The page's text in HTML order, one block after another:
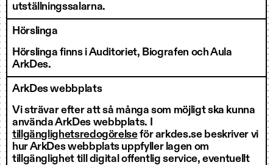
utställningssalarna.
Hörslinga
Hörslinga finns i Auditoriet, Biografen och Aula
ArkDes.
ArkDes webbplats
Vi strävar efter att så många som möjligt ska kunna
använda ArkDes webbplats. I
tillgänglighetsredogörelseför arkdes.se beskriver vi
hur ArkDes webbplats uppfyller lagen om
tillgänglighet till digital offentlig service, eventuellt